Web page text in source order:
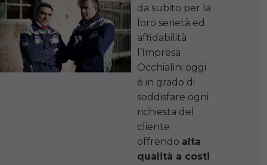
da subito per la
loro serietà ed
affidabilità
l’Impresa
Occhialini oggi
è in grado di
soddisfare ogni
richiesta del
cliente
offrendo alta
qualità a costi